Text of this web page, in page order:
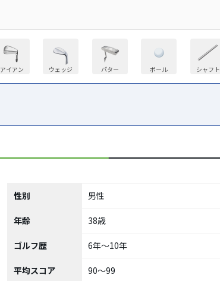
アイアン ウェッジ パター ボール シャフト
性別 男性
年齢 38歳
ゴルフ歴 6年～10年
平均スコア 90～99